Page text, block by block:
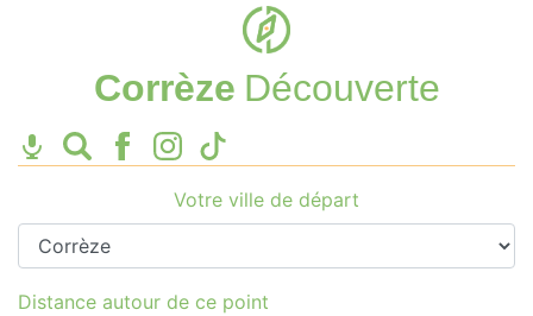
Corrèze Découverte
Votre ville de départ
Distance autour de ce point